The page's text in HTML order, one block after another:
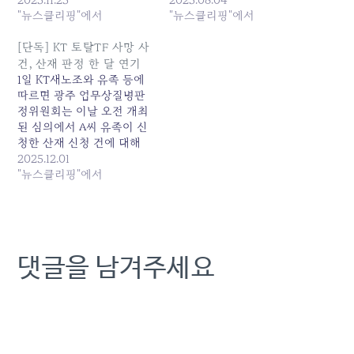
산재 인정과 KT 구조조정
들... 원본 기사: 노동시민단
체 "KT '토탈영업TF' 사망
자, 산재 인정 않는 건 2차가
해" 발행일: 2025-11-25
03:50:00
"뉴스클리핑"에서
주장했다. 정치권도 거들었
"뉴스클리핑"에서
[단독] KT 토탈TF 사망 사
건, 산재 판정 한 달 연기
1일 KT새노조와 유족 등에
따르면 광주 업무상질병판
정위원회는 이날 오전 개최
된 심의에서 A씨 유족이 신
청한 산재 신청 건에 대해
증거가 불충분하다며 '재심
의'가 필요하다고 판단해,
2025-12-01 00:58:00
2025.12.01
"뉴스클리핑"에서
댓글을 남겨주세요